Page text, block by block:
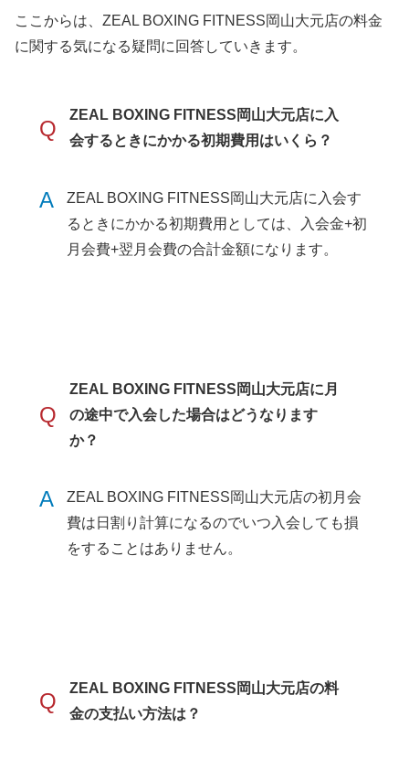
ここからは、ZEAL BOXING FITNESS岡山大元店の料金
に関する気になる疑問に回答していきます。
Q
ZEAL BOXING FITNESS岡山大元店に入
会するときにかかる初期費用はいくら？
A
ZEAL BOXING FITNESS岡山大元店に入会す
るときにかかる初期費用としては、入会金+初
月会費+翌月会費の合計金額になります。
Q
ZEAL BOXING FITNESS岡山大元店に月
の途中で入会した場合はどうなります
か？
A
ZEAL BOXING FITNESS岡山大元店の初月会
費は日割り計算になるのでいつ入会しても損
をすることはありません。
Q
ZEAL BOXING FITNESS岡山大元店の料
金の支払い方法は？